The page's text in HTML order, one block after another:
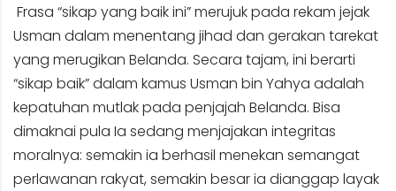
Frasa “sikap yang baik ini” merujuk pada rekam jejak
Usman dalam menentang jihad dan gerakan tarekat
yang merugikan Belanda. Secara tajam, ini berarti
“sikap baik” dalam kamus Usman bin Yahya adalah
kepatuhan mutlak pada penjajah Belanda. Bisa
dimaknai pula Ia sedang menjajakan integritas
moralnya: semakin ia berhasil menekan semangat
perlawanan rakyat, semakin besar ia dianggap layak